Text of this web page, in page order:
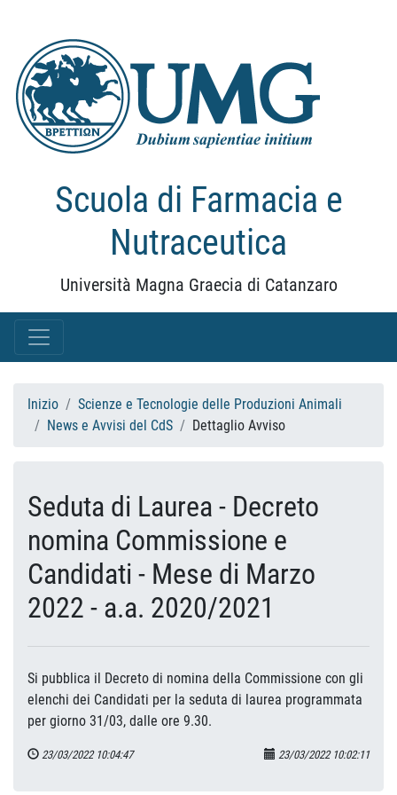
Scuola di Farmacia e
Nutraceutica
Università Magna Graecia di Catanzaro
Inizio
Scienze e Tecnologie delle Produzioni Animali
News e Avvisi del CdS
Dettaglio Avviso
Seduta di Laurea - Decreto
nomina Commissione e
Candidati - Mese di Marzo
2022 - a.a. 2020/2021
Si pubblica il Decreto di nomina della Commissione con gli
elenchi dei Candidati per la seduta di laurea programmata
per giorno 31/03, dalle ore 9.30.
23/03/2022 10:04:47 23/03/2022 10:02:11